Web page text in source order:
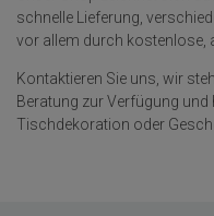
schnelle Lieferung,
vor allem durch kostenlose,
Kontaktieren Sie uns, wir
Beratung zur Verfügung und
Tischdekoration oder